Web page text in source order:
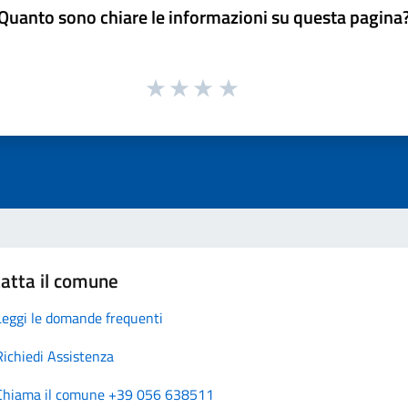
sono chiare le informazioni su questa
il comune
le domande frequenti
Assistenza
il comune +39 056 638511